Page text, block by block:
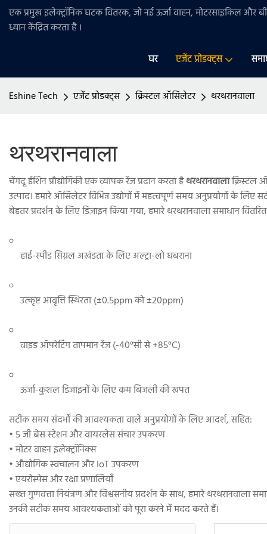
एक प्रमुख इलेक्ट्रॉनिक घटक वितरक, जो नई ऊर्जा वाहन, मोटरसाइकिल और
ध्यान केंद्रित करता है।
घर एजेंट प्रोडक्ट्स
Eshine Tech एजेंट प्रोडक्ट्स क्रिस्टल ऑसिलेटर थरथरानवाला
थरथरानवाला
चेंगदू ईशिन प्रौद्योगिकी एक व्यापक रेंज प्रदान करता हैथरथरानवालाक्रिस्टल
उत्पाद। हमारे ऑसिलेटर विभिन्न उद्योगों में महत्वपूर्ण समय अनुप्रयोगों के लिए
बेहतर प्रदर्शन के लिए डिज़ाइन किया गया, हमारे थरथरानवाला समाधान
हाई-स्पीड सिग्नल अखंडता के लिए अल्ट्रा-लो घबराना
उत्कृष्ट आवृत्ति स्थिरता (±0.5ppm को ±20ppm)
वाइड ऑपरेटिंग तापमान रेंज (-40°सी से +85°C)
ऊर्जा-कुशल डिजाइनों के लिए कम बिजली की खपत
सटीक समय संदर्भों की आवश्यकता वाले अनुप्रयोगों के लिए आदर्श, सहित:
• 5 जी बेस स्टेशन और वायरलेस संचार उपकरण
• मोटर वाहन इलेक्ट्रॉनिक्स
• औद्योगिक स्वचालन और IoT उपकरण
• एयरोस्पेस और रक्षा प्रणालियाँ
सख्त गुणवत्ता नियंत्रण और विश्वसनीय प्रदर्शन के साथ, हमारे थरथरानवाला
उनकी सटीक समय आवश्यकताओं को पूरा करने में मदद करते हैं।